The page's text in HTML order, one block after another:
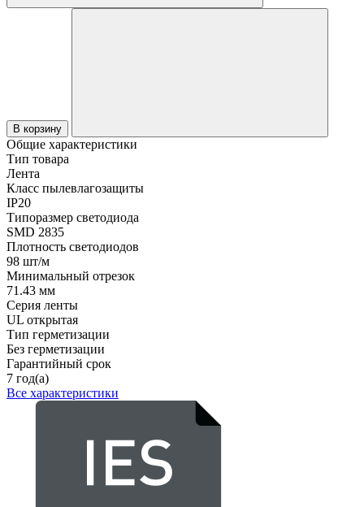
В корзину
Общие характеристики
Тип товара
Лента
Класс пылевлагозащиты
IP20
Типоразмер светодиода
SMD 2835
Плотность светодиодов
98 шт/м
Минимальный отрезок
71.43 мм
Серия ленты
UL открытая
Тип герметизации
Без герметизации
Гарантийный срок
7 год(а)
Все характеристики